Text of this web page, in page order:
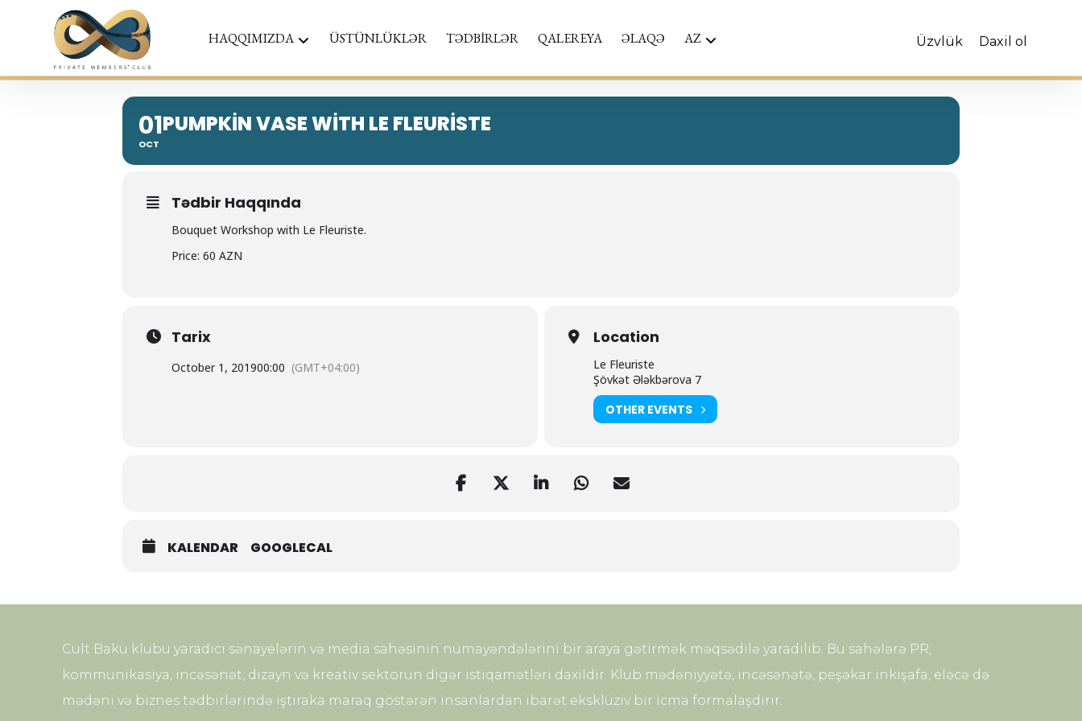
HAQQIMIZDA ÜSTÜNLÜKLƏR TƏDBİRLƏR QALEREYA ƏLAQƏ AZ Daxil ol
Üzvlük
01
OCT
PUMPKIN VASE WITH LE FLEURISTE
Tədbir Haqqında
Bouquet Workshop with Le Fleuriste.
Price: 60 AZN
Tarix
October 1, 201900:00 (GMT+04:00)
Location
Le Fleuriste
Şövkət Ələkbərova 7
OTHER EVENTS
KALENDAR GOOGLECAL
Cult Baku klubu yaradıcı sənayelərin və media sahəsinin nümayəndələrini bir araya gətirmək məqsədilə yaradılıb. Bu sahələrə PR,
kommunikasiya, incəsənət, dizayn və kreativ sektorun digər istiqamətləri daxildir. Klub mədəniyyətə, incəsənətə, peşəkar inkişafa, eləcə də
mədəni və biznes tədbirlərində iştiraka maraq göstərən insanlardan ibarət eksklüziv bir icma formalaşdırır.